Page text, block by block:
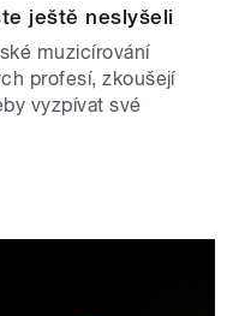
ještě neslyšeli
muzicírování
profesí, zkoušejí
vyzpívat své